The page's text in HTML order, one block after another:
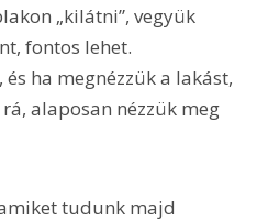
„kilátni”, vegyük
fontos lehet.
ha megnézzük a lakást,
alaposan nézzük meg
tudunk majd